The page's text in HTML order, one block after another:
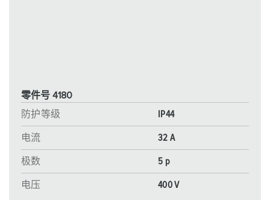
零件号 4180
防护等级
IP44
电流 32 A
极数 5 p
电压 400 V